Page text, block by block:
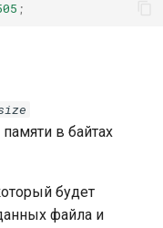
;
в байтах
будет
файла и